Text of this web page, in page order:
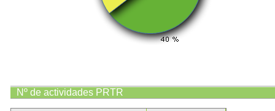
Nº de actividades PRTR